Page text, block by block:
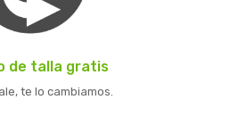
de talla gratis
te lo cambiamos.